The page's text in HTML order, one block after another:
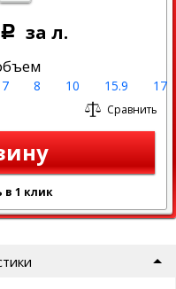
Р за л.
7 8 10 15.9 17
Сравнить
в 1 клик